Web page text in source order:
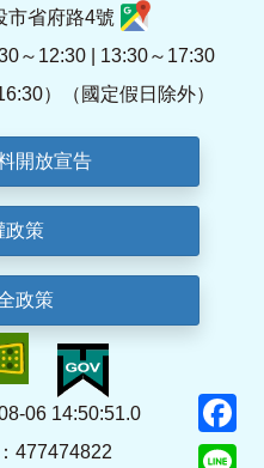
市省府路4號
～12:30 | 13:30～17:30
）（國定假日除外）
開放宣告
政策
政策
06 14:50:51.0
477474822